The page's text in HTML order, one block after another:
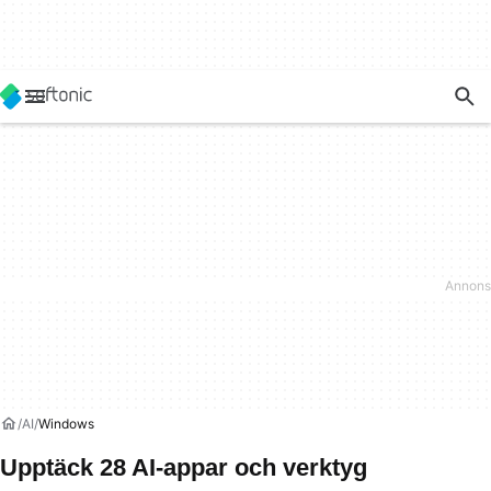
AI Windows
Upptäck 28 AI-appar och verktyg